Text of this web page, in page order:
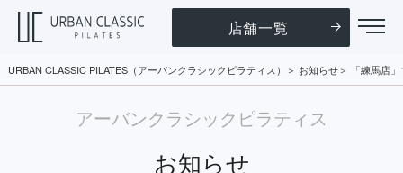
店舗一覧
URBAN CLASSIC PILATES（アーバンクラシックピラティス） お知らせ 「練馬店
アーバンクラシックピラティス
お知らせ